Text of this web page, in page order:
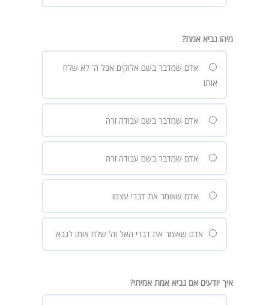
מיהו נביא אמת?
אדם שמדבר בשם אלוקים אבל ה' לא שלח
אותו
אדם שמדבר בשם עבודה זרה
אדם שמדבר בשם עבודה זרה
אדם שאומר את דברי עצמו
אדם שאומר את דברי האל וה' שלח אותו לנבא
איך יודעים אם נביא אמת אמיתי?